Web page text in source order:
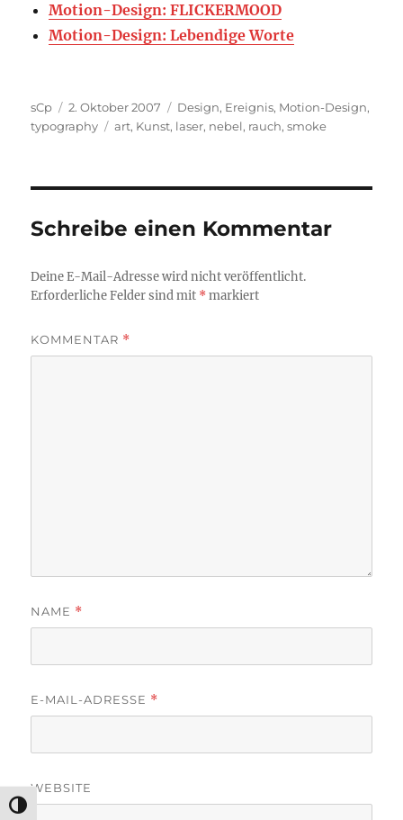
UMSCHALTEN AUF HOHE KONTRASTE
Motion-Design: FLICKERMOOD
Motion-Design: Lebendige Worte
Autor
sCp
Veröffentlicht
am
2. Oktober 2007 Kategorien
Design, Ereignis, Motion-Design,
typography
Schlagwörter
art, Kunst, laser, nebel, rauch,smoke
Schreibe einen Kommentar
Deine E-Mail-Adresse wird nicht veröffentlicht.
Erforderliche Felder sind mit *markiert
KOMMENTAR *
NAME *
E-MAIL-ADRESSE *
WEBSITE